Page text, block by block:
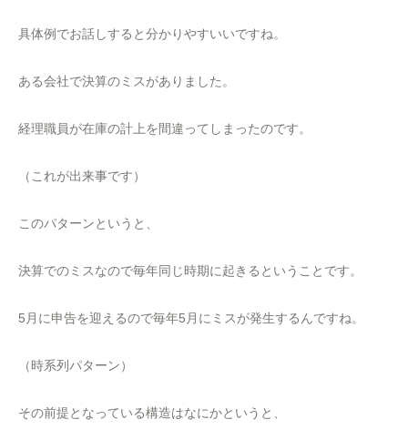
具体例でお話しすると分かりやすいいですね。
ある会社で決算のミスがありました。
経理職員が在庫の計上を間違ってしまったのです。
（これが出来事です）
このパターンというと、
決算でのミスなので毎年同じ時期に起きるということです。
5月に申告を迎えるので毎年5月にミスが発生するんですね。
（時系列パターン）
その前提となっている構造はなにかというと、